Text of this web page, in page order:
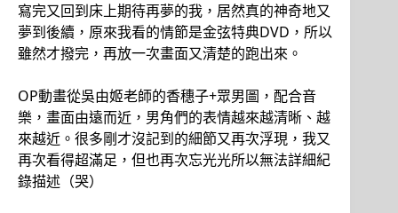
寫完又回到床上期待再夢的我，居然真的神奇地又
夢到後續，原來我看的情節是金弦特典DVD，所以
雖然才撥完，再放一次畫面又清楚的跑出來。
OP動畫從吳由姬老師的香穗子+眾男圖，配合音
樂，畫面由遠而近，男角們的表情越來越清晰、越
來越近。很多剛才沒記到的細節又再次浮現，我又
再次看得超滿足，但也再次忘光光所以無法詳細紀
錄描述（哭）